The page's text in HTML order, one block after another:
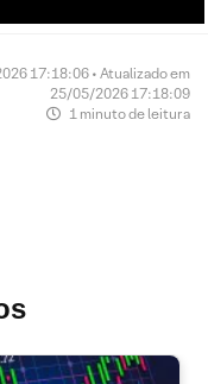
17:18:06 • Atualizado em
25/05/2026 17:18:09
1 minuto de leitura